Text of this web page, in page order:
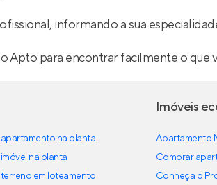
informando a sua
Apto para encontrar facilmente o que
na planta
na planta
em loteamento
Imóveis
Apartamento
Comprar
Conheça o